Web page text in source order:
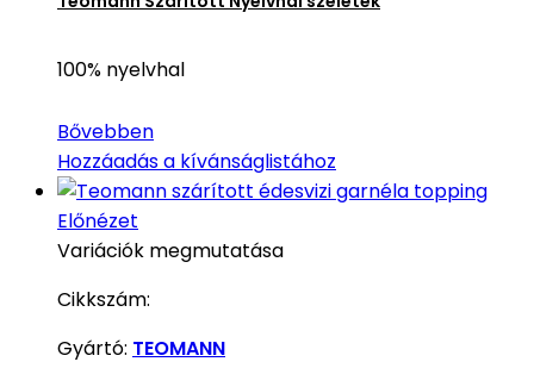
100% nyelvhal
Bővebben
Hozzáadás a kívánságlistához
Előnézet
Variációk megmutatása
Cikkszám:
Gyártó: TEOMANN